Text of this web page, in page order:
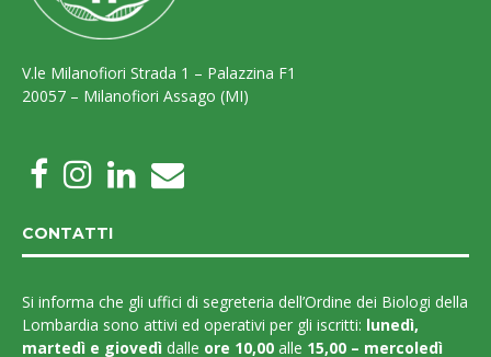
V.le Milanofiori Strada 1 – Palazzina F1
20057 – Milanofiori Assago (MI)
CONTATTI
Si informa che gli uffici di segreteria dell’Ordine dei Biologi della
Lombardia sono attivi ed operativi per gli iscritti: lunedì,
martedì e giovedì dalle ore 10,00 alle 15,00 – mercoledì